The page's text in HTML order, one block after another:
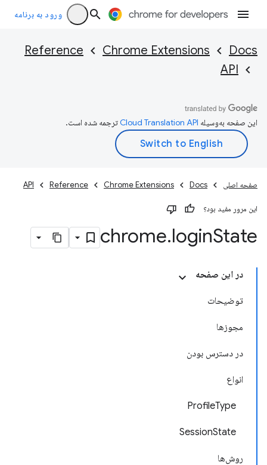
ورود به برنامه
Docs
Chrome Extensions
Reference
API
این صفحه به‌وسیله ترجمه شده است.
صفحه اصلی Docs
Chrome Extensions
Reference
API
این مرور مفید بود؟
chrome.loginState
در این صفحه
توضیحات
مجوزها
در دسترس بودن
انواع
ProfileType
SessionState
روش‌ها